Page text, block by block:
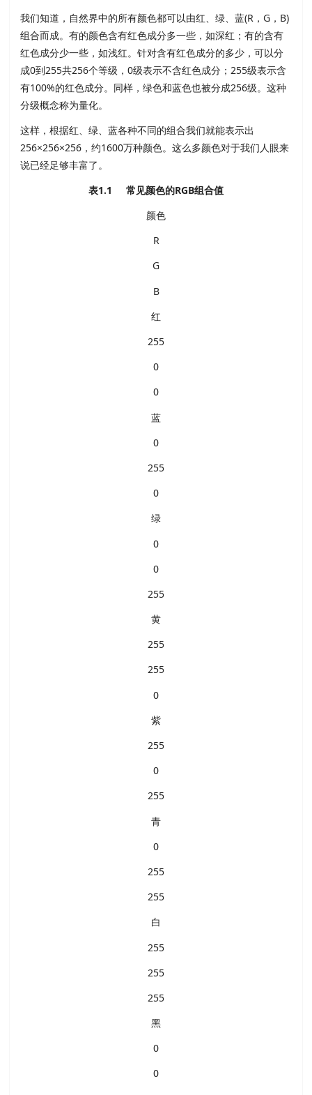
我们知道，自然界中的所有颜色都可以由红、绿、蓝(R，G，B)
组合而成。有的颜色含有红色成分多一些，如深红；有的含有
红色成分少一些，如浅红。针对含有红色成分的多少，可以分
成0到255共256个等级，0级表示不含红色成分；255级表示含
有100%的红色成分。同样，绿色和蓝色也被分成256级。这种
分级概念称为量化。
这样，根据红、绿、蓝各种不同的组合我们就能表示出
256×256×256，约1600万种颜色。这么多颜色对于我们人眼来
说已经足够丰富了。
表1.1 常见颜色的RGB组合值
颜色
R
G
B
红
255
0
0
蓝
0
255
0
绿
0
0
255
黄
255
255
0
紫
255
0
255
青
0
255
255
白
255
255
255
黑
0
0